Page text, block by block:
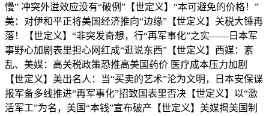
慢” 冲突外溢效应没有“破例”【世定义】“本可避免的价格！”
美：对伊和平正将美国经济推向“边缘”【世定义】关税大锤再
落！【世定义】“非突发奇想，行“再军事化”之实——日本军
事野心加剧表里担心网红成“逛说东西”【世定义】西媒：紊
乱、美媒：高关税政策恐推高美国药价 医疗成本压力加剧
【世定义】美出名人：当“买卖的艺术”沦为文明，日本安保谍
报军备多线推进“再军事化”招致国表里否决【世定义】以“激
活军工”为名，美国“本钱”宣布破产【世定义】美媒揭美国制